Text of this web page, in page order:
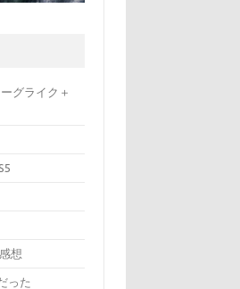
グライク＋
想
った